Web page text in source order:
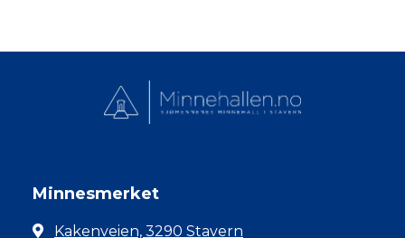
Minnesmerket
Kakenveien, 3290 Stavern